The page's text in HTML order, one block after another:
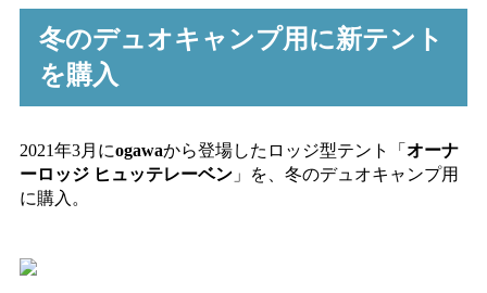
冬のデュオキャンプ用に新テント
を購入
2021年3月にogawaから登場したロッジ型テント「 オーナ
ーロッジ ヒュッテレーベン 」を、冬のデュオキャンプ用
に購入。